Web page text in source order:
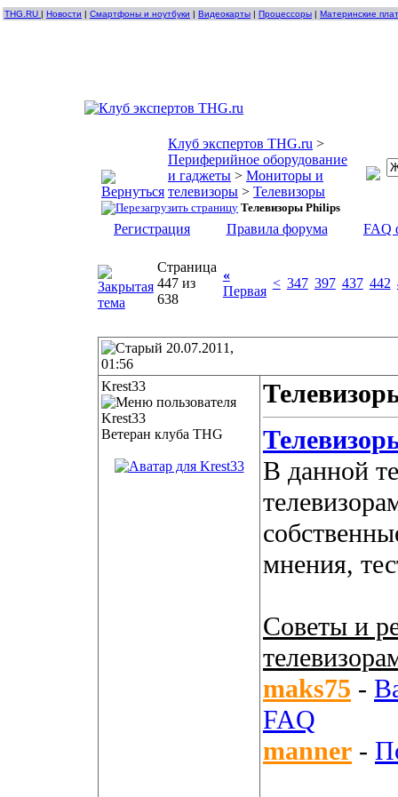
THG.RU | Новости | Смартфоны и ноутбуки | Видеокарты | Процессоры | Материнские
Клуб экспертов THG.ru >
Периферийное оборудование
и гаджеты > Мониторы и
телевизоры > Телевизоры
Телевизоры Philips
Регистрация Правила форума FAQ
Страница
447 из
638
«
Первая
< 347 397 437 442
20.07.2011,
01:56
Krest33
Ветеран клуба THG
В данной
мнения,
Советы и
maks75 -
FAQ
manner -